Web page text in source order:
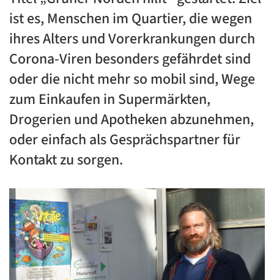
ist es, Menschen im Quartier, die wegen
ihres Alters und Vorerkrankungen durch
Corona-Viren besonders gefährdet sind
oder die nicht mehr so mobil sind, Wege
zum Einkaufen in Supermärkten,
Drogerien und Apotheken abzunehmen,
oder einfach als Gesprächspartner für
Kontakt zu sorgen.